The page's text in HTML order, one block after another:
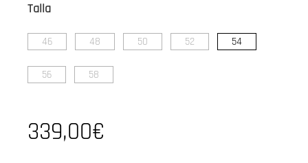
Talla
46 48 50 52 54
56 58
339,00€